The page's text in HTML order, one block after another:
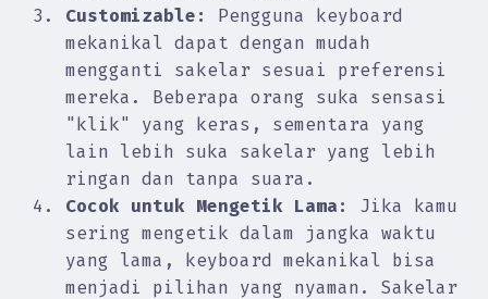
Customizable:
Pengguna keyboard
mekanikal dapat dengan mudah
mengganti sakelar sesuai preferensi
mereka. Beberapa orang suka sensasi
"klik" yang keras, sementara yang
lain lebih suka sakelar yang lebih
ringan dan tanpa suara.
Cocok untuk Mengetik Lama:
Jika kamu
sering mengetik dalam jangka waktu
yang lama, keyboard mekanikal bisa
menjadi pilihan yang nyaman. Sakelar